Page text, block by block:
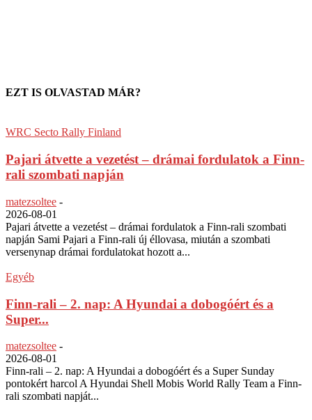
EZT IS OLVASTAD MÁR?
WRC Secto Rally Finland
Pajari átvette a vezetést – drámai fordulatok a Finn-
rali szombati napján
matezsoltee -
2026-08-01
Pajari átvette a vezetést – drámai fordulatok a Finn-rali szombati
napján Sami Pajari a Finn-rali új éllovasa, miután a szombati
versenynap drámai fordulatokat hozott a...
Egyéb
Finn-rali – 2. nap: A Hyundai a dobogóért és a
Super...
matezsoltee -
2026-08-01
Finn-rali – 2. nap: A Hyundai a dobogóért és a Super Sunday
pontokért harcol A Hyundai Shell Mobis World Rally Team a Finn-
rali szombati napját...